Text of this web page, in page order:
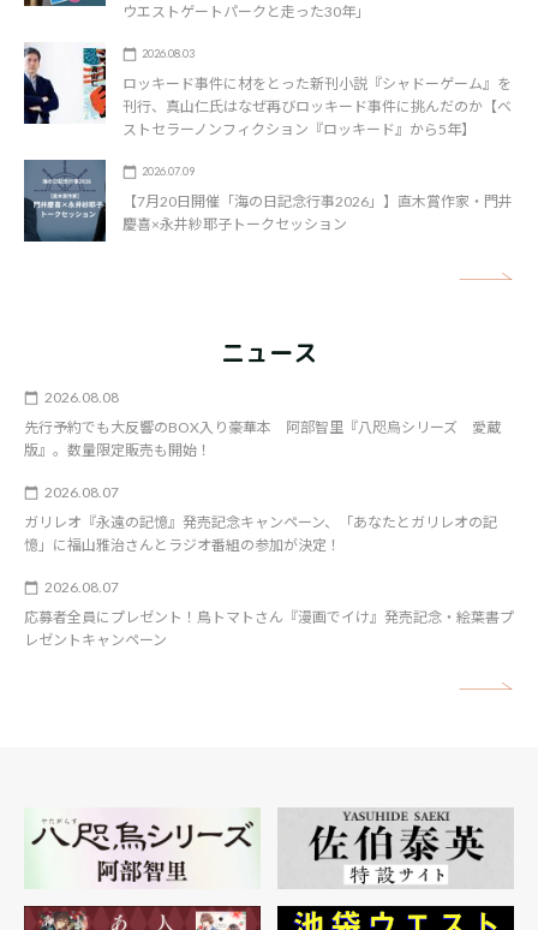
ウエストゲートパークと走った30年」
2026.08.03
ロッキード事件に材をとった新刊小説『シャドーゲーム』を
刊行、真山仁氏はなぜ再びロッキード事件に挑んだのか【ベ
ストセラーノンフィクション『ロッキード』から5年】
2026.07.09
【7月20日開催「海の日記念行事2026」】直木賞作家・門井
慶喜×永井紗耶子トークセッション
ニュース
2026.08.08
先行予約でも大反響のBOX入り豪華本 阿部智里『八咫烏シリーズ 愛蔵
版』。数量限定販売も開始！
2026.08.07
ガリレオ『永遠の記憶』発売記念キャンペーン、「あなたとガリレオの記
憶」に福山雅治さんとラジオ番組の参加が決定！
2026.08.07
応募者全員にプレゼント！鳥トマトさん『漫画でイけ』発売記念・絵葉書プ
レゼントキャンペーン